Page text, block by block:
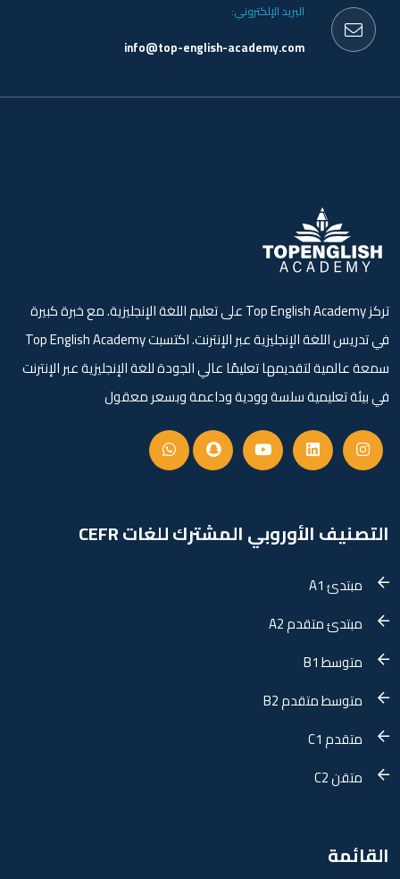
البريد الإلكتروني:
info@top-english-academy.com
تركز Top English Academy على تعليم اللغة الإنجليزية. مع خبرة كبيرة
في تدريس اللغة الإنجليزية عبر الإنترنت. اكتسبت Top English Academy
سمعة عالمية لتقديمها تعليمًا عالي الجودة للغة الإنجليزية عبر الإنترنت
في بيئة تعليمية سلسة وودية وداعمة وبسعر معقول
التصنيف الأوروبي المشترك للغات CEFR
مبتدئ A1
مبتدئ متقدم A2
متوسط B1
متوسط متقدم B2
متقدم C1
متقن C2
القائمة